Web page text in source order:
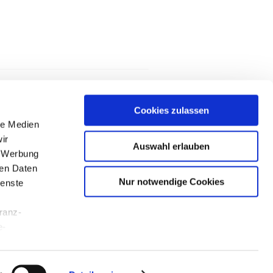
Medien
Daten
Cookies zulassen
Auswahl erlauben
Nur notwendige Cookies